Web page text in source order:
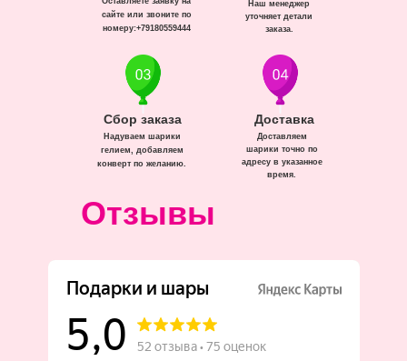
Доставка
Доставляем
шарики точно по
адресу в указанное
время.
Сбор заказа
Надуваем шарики
гелием, добавляем
конверт по желанию.
сайте или звоните по
номеру:+79180559444
Наш менеджер
уточняет детали
заказа.
Отзывы